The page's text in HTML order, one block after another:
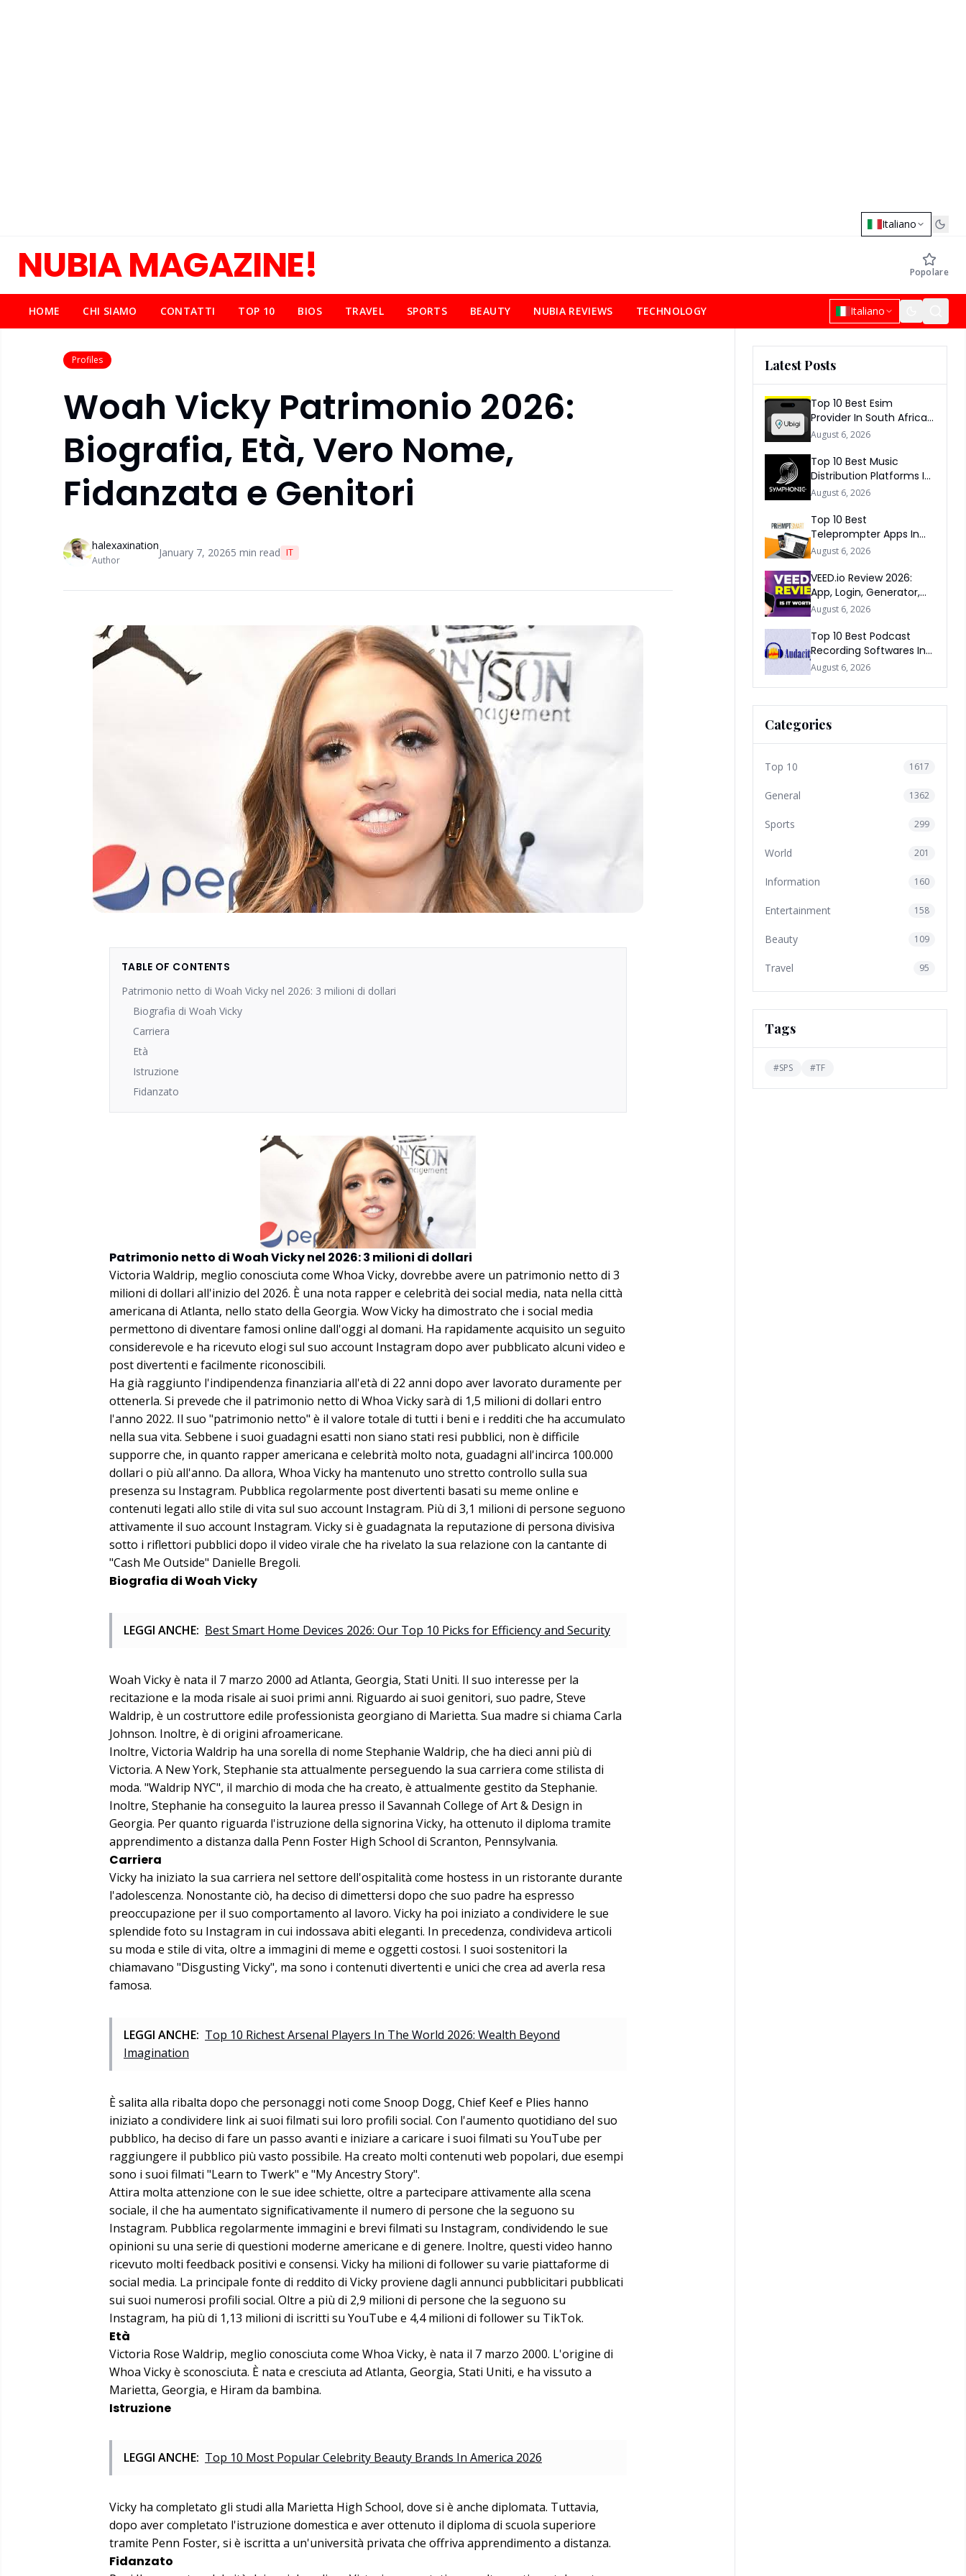
Italiano
NUBIA MAGAZINE! Popolare
HOME CHI SIAMO CONTATTI TOP 10 BIOS TRAVEL SPORTS BEAUTY NUBIA REVIEWS TECHNOLOGY Italiano
Profiles
Woah Vicky Patrimonio 2026:
Biografia, Età, Vero Nome,
Fidanzata e Genitori
halexaxination
Author
January 7, 20265 min read IT
TABLE OF CONTENTS
Patrimonio netto di Woah Vicky nel 2026: 3 milioni di dollari
Biografia di Woah Vicky
Carriera
Età
Istruzione
Fidanzato
Patrimonio netto di Woah Vicky nel 2026: 3 milioni di dollari
Victoria Waldrip, meglio conosciuta come Whoa Vicky, dovrebbe avere un patrimonio netto di 3
milioni di dollari all'inizio del 2026. È una nota rapper e celebrità dei social media, nata nella città
americana di Atlanta, nello stato della Georgia. Wow Vicky ha dimostrato che i social media
permettono di diventare famosi online dall'oggi al domani. Ha rapidamente acquisito un seguito
considerevole e ha ricevuto elogi sul suo account Instagram dopo aver pubblicato alcuni video e
post divertenti e facilmente riconoscibili.
Ha già raggiunto l'indipendenza finanziaria all'età di 22 anni dopo aver lavorato duramente per
ottenerla. Si prevede che il patrimonio netto di Whoa Vicky sarà di 1,5 milioni di dollari entro
l'anno 2022. Il suo "patrimonio netto" è il valore totale di tutti i beni e i redditi che ha accumulato
nella sua vita. Sebbene i suoi guadagni esatti non siano stati resi pubblici, non è difficile
supporre che, in quanto rapper americana e celebrità molto nota, guadagni all'incirca 100.000
dollari o più all'anno. Da allora, Whoa Vicky ha mantenuto uno stretto controllo sulla sua
presenza su Instagram. Pubblica regolarmente post divertenti basati su meme online e
contenuti legati allo stile di vita sul suo account Instagram. Più di 3,1 milioni di persone seguono
attivamente il suo account Instagram. Vicky si è guadagnata la reputazione di persona divisiva
sotto i riflettori pubblici dopo il video virale che ha rivelato la sua relazione con la cantante di
"Cash Me Outside" Danielle Bregoli.
Biografia di Woah Vicky
LEGGI ANCHE: Best Smart Home Devices 2026: Our Top 10 Picks for Efficiency and Security
Woah Vicky è nata il 7 marzo 2000 ad Atlanta, Georgia, Stati Uniti. Il suo interesse per la
recitazione e la moda risale ai suoi primi anni. Riguardo ai suoi genitori, suo padre, Steve
Waldrip, è un costruttore edile professionista georgiano di Marietta. Sua madre si chiama Carla
Johnson. Inoltre, è di origini afroamericane.
Inoltre, Victoria Waldrip ha una sorella di nome Stephanie Waldrip, che ha dieci anni più di
Victoria. A New York, Stephanie sta attualmente perseguendo la sua carriera come stilista di
moda. "Waldrip NYC", il marchio di moda che ha creato, è attualmente gestito da Stephanie.
Inoltre, Stephanie ha conseguito la laurea presso il Savannah College of Art & Design in
Georgia. Per quanto riguarda l'istruzione della signorina Vicky, ha ottenuto il diploma tramite
apprendimento a distanza dalla Penn Foster High School di Scranton, Pennsylvania.
Carriera
Vicky ha iniziato la sua carriera nel settore dell'ospitalità come hostess in un ristorante durante
l'adolescenza. Nonostante ciò, ha deciso di dimettersi dopo che suo padre ha espresso
preoccupazione per il suo comportamento al lavoro. Vicky ha poi iniziato a condividere le sue
splendide foto su Instagram in cui indossava abiti eleganti. In precedenza, condivideva articoli
su moda e stile di vita, oltre a immagini di meme e oggetti costosi. I suoi sostenitori la
chiamavano "Disgusting Vicky", ma sono i contenuti divertenti e unici che crea ad averla resa
famosa.
LEGGI ANCHE: Top 10 Richest Arsenal Players In The World 2026: Wealth Beyond
Imagination
È salita alla ribalta dopo che personaggi noti come Snoop Dogg, Chief Keef e Plies hanno
iniziato a condividere link ai suoi filmati sui loro profili social. Con l'aumento quotidiano del suo
pubblico, ha deciso di fare un passo avanti e iniziare a caricare i suoi filmati su YouTube per
raggiungere il pubblico più vasto possibile. Ha creato molti contenuti web popolari, due esempi
sono i suoi filmati "Learn to Twerk" e "My Ancestry Story".
Attira molta attenzione con le sue idee schiette, oltre a partecipare attivamente alla scena
sociale, il che ha aumentato significativamente il numero di persone che la seguono su
Instagram. Pubblica regolarmente immagini e brevi filmati su Instagram, condividendo le sue
opinioni su una serie di questioni moderne americane e di genere. Inoltre, questi video hanno
ricevuto molti feedback positivi e consensi. Vicky ha milioni di follower su varie piattaforme di
social media. La principale fonte di reddito di Vicky proviene dagli annunci pubblicitari pubblicati
sui suoi numerosi profili social. Oltre a più di 2,9 milioni di persone che la seguono su
Instagram, ha più di 1,13 milioni di iscritti su YouTube e 4,4 milioni di follower su TikTok.
Età
Victoria Rose Waldrip, meglio conosciuta come Whoa Vicky, è nata il 7 marzo 2000. L'origine di
Whoa Vicky è sconosciuta. È nata e cresciuta ad Atlanta, Georgia, Stati Uniti, e ha vissuto a
Marietta, Georgia, e Hiram da bambina.
Istruzione
LEGGI ANCHE: Top 10 Most Popular Celebrity Beauty Brands In America 2026
Vicky ha completato gli studi alla Marietta High School, dove si è anche diplomata. Tuttavia,
dopo aver completato l'istruzione domestica e aver ottenuto il diploma di scuola superiore
tramite Penn Foster, si è iscritta a un'università privata che offriva apprendimento a distanza.
Fidanzato
Latest Posts
Top 10 Best Esim
Provider In South Africa
2026
August 6, 2026
Top 10 Best Music
Distribution Platforms In
The World 2026
August 6, 2026
Top 10 Best
Teleprompter Apps In
2026
August 6, 2026
VEED.io Review 2026:
App, Login, Generator,
Download, AI & FAQs
August 6, 2026
Top 10 Best Podcast
Recording Softwares In
2026
August 6, 2026
Categories
Top 10 1617
General 1362
Sports 299
World 201
Information 160
Entertainment 158
Beauty 109
Travel 95
Tags
#SPS #TF